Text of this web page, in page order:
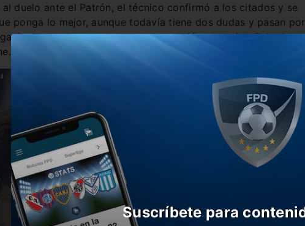
al duelo ante el Patrón, el técnico confirmó a los citados y se
ponga lo mejor, aunque todavía tiene dos dudas y pasan por
como volante por derecha y también restará definir al
Suscríbete para